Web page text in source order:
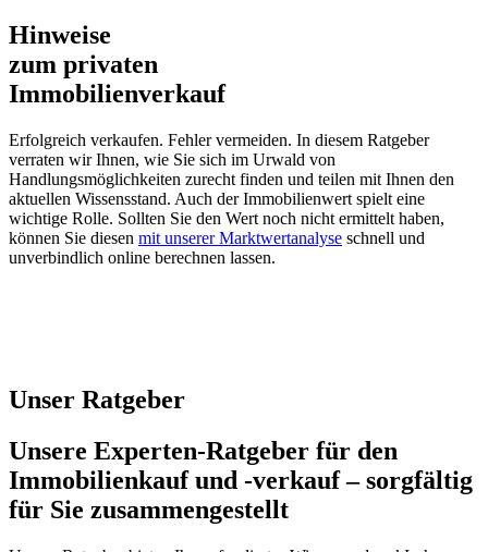
Hinweise
zum privaten
Immobilienverkauf
Erfolgreich verkaufen. Fehler vermeiden. In diesem Ratgeber
verraten wir Ihnen, wie Sie sich im Urwald von
Handlungsmöglichkeiten zurecht finden und teilen mit Ihnen den
aktuellen Wissensstand. Auch der Immobilienwert spielt eine
wichtige Rolle. Sollten Sie den Wert noch nicht ermittelt haben,
können Sie diesen mit unserer Marktwertanalyse schnell und
unverbindlich online berechnen lassen.
Unser Ratgeber
Unsere Experten-Ratgeber für den
Immobilienkauf und -verkauf – sorgfältig
für Sie zusammengestellt